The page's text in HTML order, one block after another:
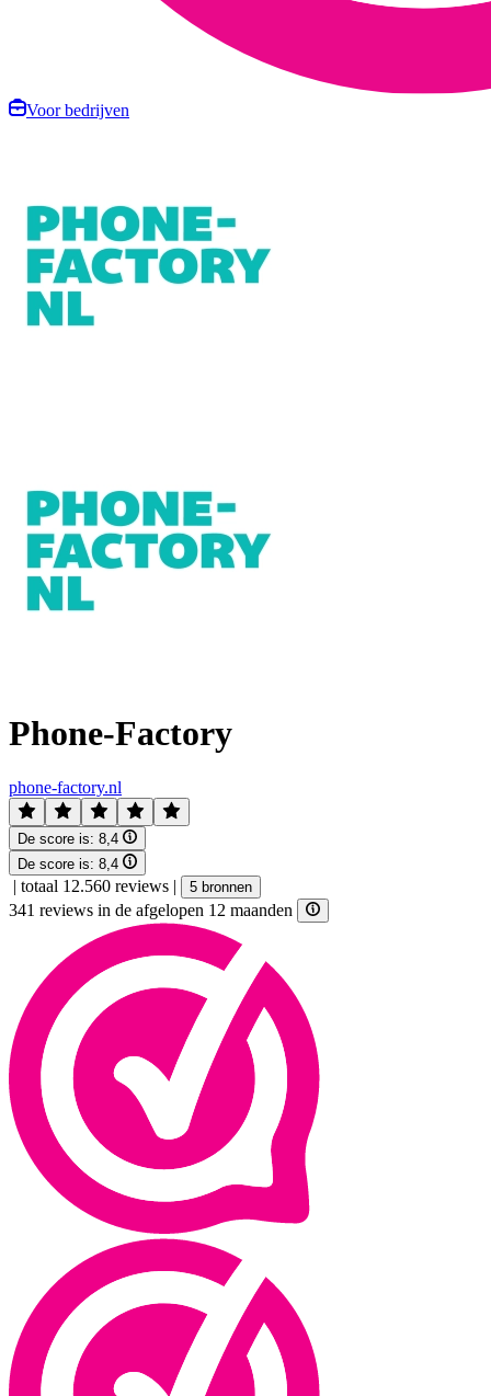
Voor bedrijven
Phone-Factory
phone-factory.nl
De score is: 8,4
De score is: 8,4
| totaal 12.560 reviews | 5 bronnen
341 reviews in de afgelopen 12 maanden